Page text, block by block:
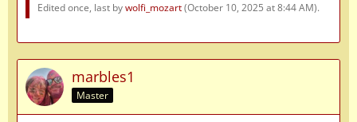
Edited once, last bywolfi_mozart(October 10, 2025 at 8:44 AM).
marbles1
Master